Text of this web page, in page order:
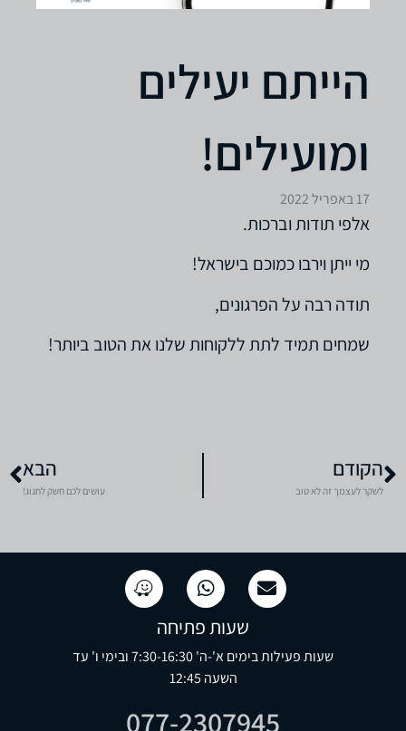
הייתם יעילים
ומועילים!
17 באפריל 2022
אלפי תודות וברכות.
מי ייתן וירבו כמוכם בישראל!
תודה רבה על הפרגונים,
שמחים תמיד לתת ללקוחות שלנו את הטוב ביותר!
הקודם
לשקר לעצמך זה לא טוב
הבא
עושים לכם חשק לחגוג!
שעות פתיחה
שעות פעילות בימים א'-ה' 7:30-16:30 ובימי ו' עד
השעה 12:45
077-2307945